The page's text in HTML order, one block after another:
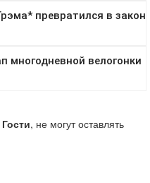
Гости, не могут оставлять